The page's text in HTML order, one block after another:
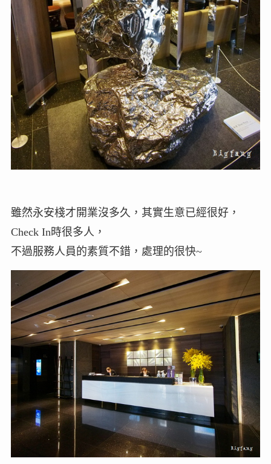
雖然永安棧才開業沒多久，其實生意已經很好，
Check In時很多人，
不過服務人員的素質不錯，處理的很快~